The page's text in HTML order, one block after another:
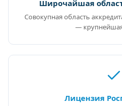
Широчайшая
Совокупная область
—
Лицензия